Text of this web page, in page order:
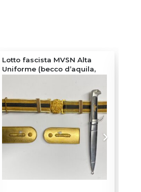
Lotto fascista MVSN Alta
Uniforme (becco d’aquila,